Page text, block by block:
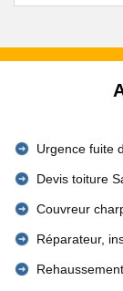
Urgence fuite
Devis toiture
Couvreur
Réparateur,